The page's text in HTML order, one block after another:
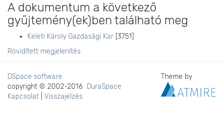
A dokumentum a következő
gyűjtemény(ek)ben található meg
Keleti Károly Gazdasági Kar [3751]
Rövidített megjelenítés
DSpace software
copyright © 2002-2016 DuraSpace
Kapcsolat
Visszajelzés
Theme by